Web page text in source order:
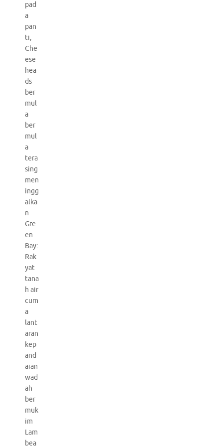
pad
a
pan
ti,
Che
ese
hea
ds
ber
mul
a
ber
mul
a
tera
sing
men
ingg
alka
n
Gre
en
Bay:
Rak
yat
tana
h air
cum
a
lant
aran
kep
and
aian
wad
ah
ber
muk
im
Lam
bea